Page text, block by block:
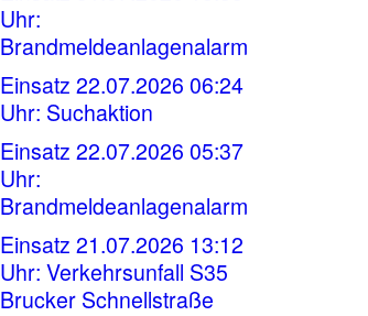
Uhr:
Brandmeldeanlagenalarm
Einsatz 22.07.2026 06:24
Uhr: Suchaktion
Einsatz 22.07.2026 05:37
Uhr:
Brandmeldeanlagenalarm
Einsatz 21.07.2026 13:12
Uhr: Verkehrsunfall S35
Brucker Schnellstraße